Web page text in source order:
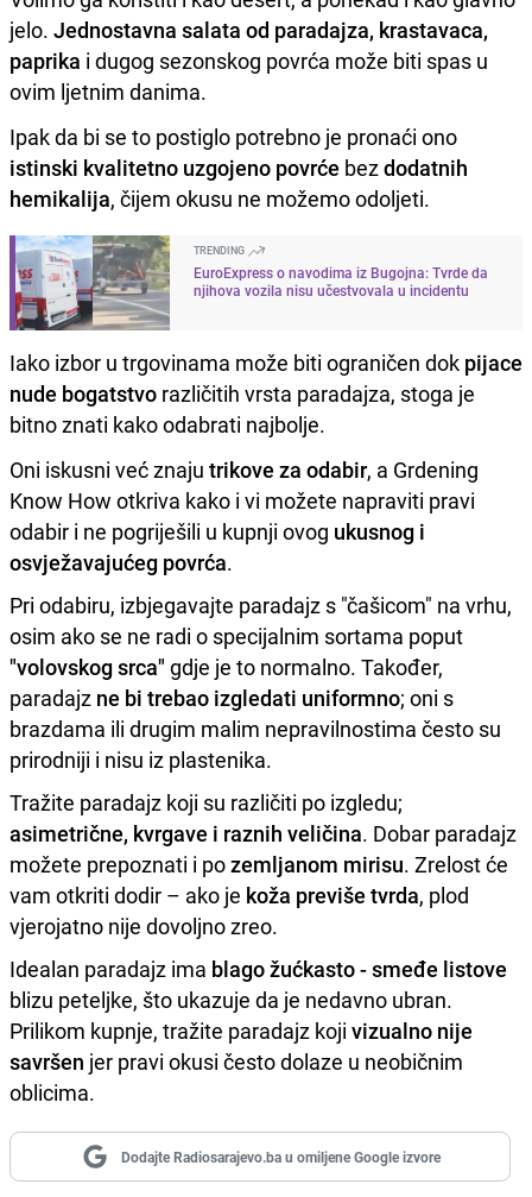
jelo. Jednostavna salata od paradajza, krastavaca,
paprika i dugog sezonskog povrća može biti spas u
ovim ljetnim danima.
Ipak da bi se to postiglo potrebno je pronaći ono
istinski kvalitetno uzgojeno povrće bezdodatnih
hemikalija, čijem okusu ne možemo odoljeti.
TRENDING
EuroExpress o navodima iz Bugojna: Tvrde da
njihova vozila nisu učestvovala u incidentu
Iako izbor u trgovinama može biti ograničen dok pijace
nude bogatstvo različitih vrsta paradajza, stoga je
bitno znati kako odabrati najbolje.
Oni iskusni već znaju trikove za odabir, a Grdening
Know How otkriva kako i vi možete napraviti pravi
odabir i ne pogriješili u kupnji ovog ukusnog i
osvježavajućeg povrća.
Pri odabiru, izbjegavajte paradajz s "čašicom" na vrhu,
osim ako se ne radi o specijalnim sortama poput
"volovskog srca" gdje je to normalno. Također,
paradajz ne bi trebao izgledati uniformno; oni s
brazdama ili drugim malim nepravilnostima često su
prirodniji i nisu iz plastenika.
Tražite paradajz koji su različiti po izgledu;
asimetrične, kvrgave i raznih veličina. Dobar paradajz
možete prepoznati i pozemljanom mirisu. Zrelost će
vam otkriti dodir – ako je koža previše tvrda, plod
vjerojatno nije dovoljno zreo.
Idealan paradajz ima blago žućkasto - smeđe listove
blizu peteljke, što ukazuje da je nedavno ubran.
Prilikom kupnje, tražite paradajz koji vizualno nije
savršen jer pravi okusi često dolaze u neobičnim
oblicima.
Dodajte Radiosarajevo.ba u omiljene Google izvore